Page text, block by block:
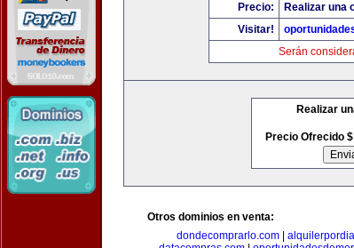
Precio:
Realizar una
Visitar!
Serán
Realizar
Precio Ofrecido $
Otros dominios en venta:
dondecomprarlo.com|